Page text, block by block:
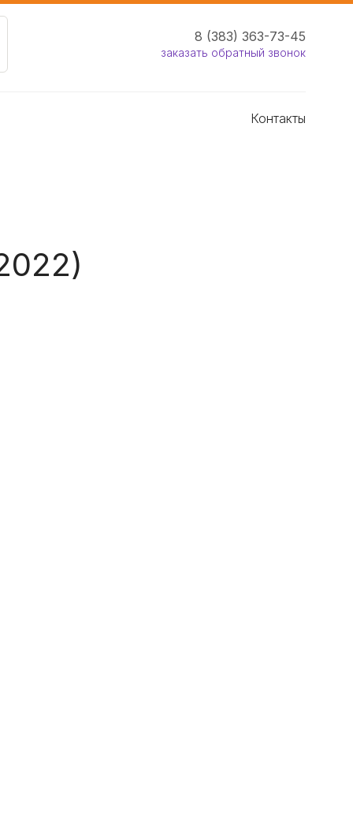
8 (383) 363-73-45
заказать обратный звонок
Контакты